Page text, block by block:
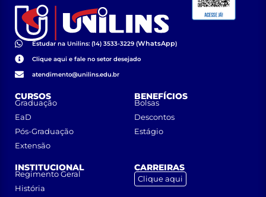
Estudar na Unilins: (14) 3533-3229 (WhatsApp)
Clique aqui e fale no setor desejado
atendimento@unilins.edu.br
CURSOS
Graduação
EaD
Pós-Graduação
Extensão
BENEFÍCIOS
Bolsas
Descontos
Estágio
INSTITUCIONAL
Regimento Geral
História
CARREIRAS
Clique aqui